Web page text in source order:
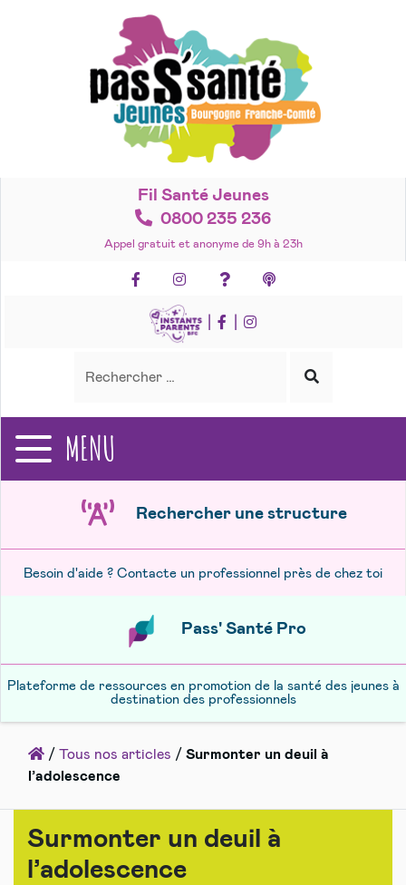
Fil Santé Jeunes
0800 235 236
Appel gratuit et anonyme de 9h à 23h
FacebookInstagramFoire aux questions
Lancer
recherche
MENU
Rechercher une structure
Besoin d'aide ? Contacte un professionnel près de chez toi
Pass' Santé Pro
Plateforme de ressources en promotion de la santé des jeunes à
destination des professionnels
Accueil
/ Tous nos articles / Surmonter un deuil à
l’adolescence
Surmonter un deuil à
l’adolescence